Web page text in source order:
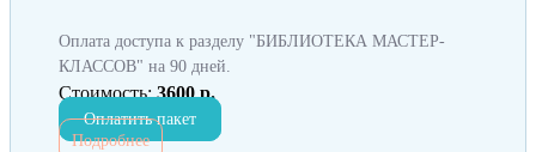
Оплата доступа к разделу "БИБЛИОТЕКА МАСТЕР-
КЛАССОВ" на 90 дней.
Стоимость: 3600 р.
Оплатить пакет
Подробнее